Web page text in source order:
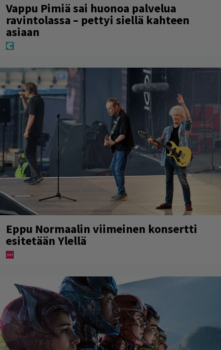
Vappu Pimiä sai huonoa palvelua
ravintolassa – pettyi siellä kahteen
asiaan
Eppu Normaalin viimeinen konsertti
esitetään Ylellä